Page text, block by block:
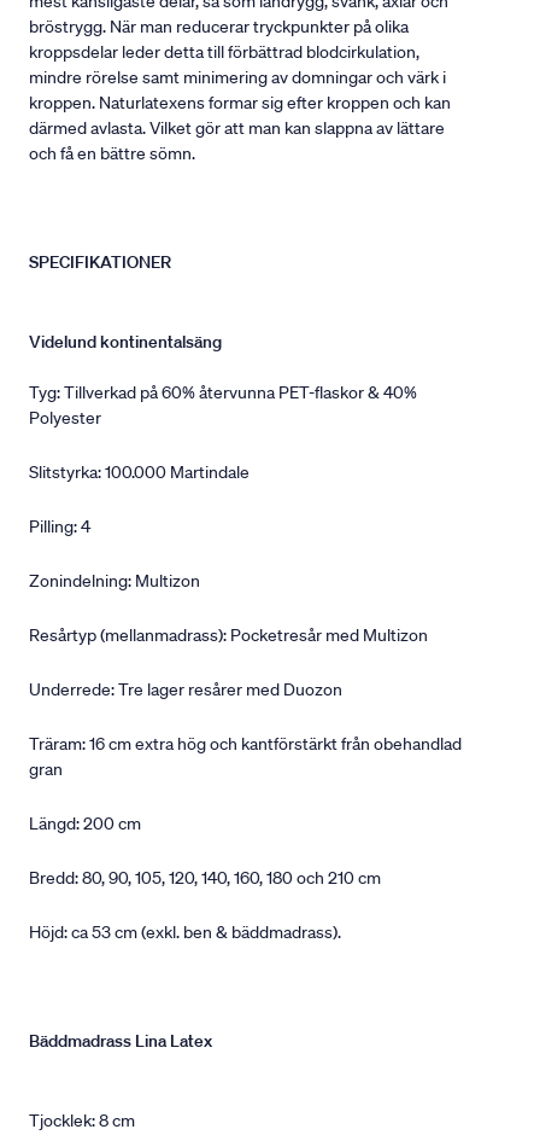
bröstrygg. När man reducerar tryckpunkter på olika
kroppsdelar leder detta till förbättrad blodcirkulation,
mindre rörelse samt minimering av domningar och värk i
kroppen. Naturlatexens formar sig efter kroppen och kan
därmed avlasta. Vilket gör att man kan slappna av lättare
och få en bättre sömn.
SPECIFIKATIONER
Videlund kontinentalsäng
Tyg: Tillverkad på 60% återvunna PET-flaskor & 40%
Polyester
Slitstyrka: 100.000 Martindale
Pilling: 4
Zonindelning: Multizon
Resårtyp (mellanmadrass): Pocketresår med Multizon
Underrede: Tre lager resårer med Duozon
Träram: 16 cm extra hög och kantförstärkt från obehandlad
gran
Längd: 200 cm
Bredd: 80, 90, 105, 120, 140, 160, 180 och 210 cm
Höjd: ca 53 cm (exkl. ben & bäddmadrass).
Bäddmadrass Lina Latex
Tjocklek: 8 cm